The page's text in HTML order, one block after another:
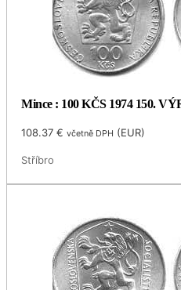
Mince : 100 KČS 1974 150.
108.37€ včetně DPH (EUR)
Stříbro